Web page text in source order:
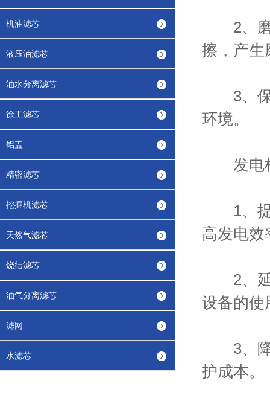
机油滤芯
液压油滤芯
油水分离滤芯
徐工滤芯
铝盖
精密滤芯
挖掘机滤芯
天然气滤芯
烧结滤芯
油气分离滤芯
滤网
水滤芯
2、磨
擦，产生
3、保
环境。
发电机
1、提
高发电效
2、延
设备的使
3、降
护成本。